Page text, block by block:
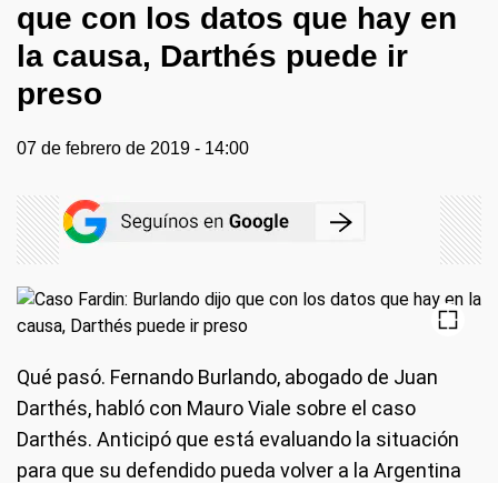
que con los datos que hay en
la causa, Darthés puede ir
preso
07 de febrero de 2019 - 14:00
Qué pasó. Fernando Burlando, abogado de Juan
Darthés, habló con Mauro Viale sobre el caso
Darthés. Anticipó que está evaluando la situación
para que su defendido pueda volver a la Argentina